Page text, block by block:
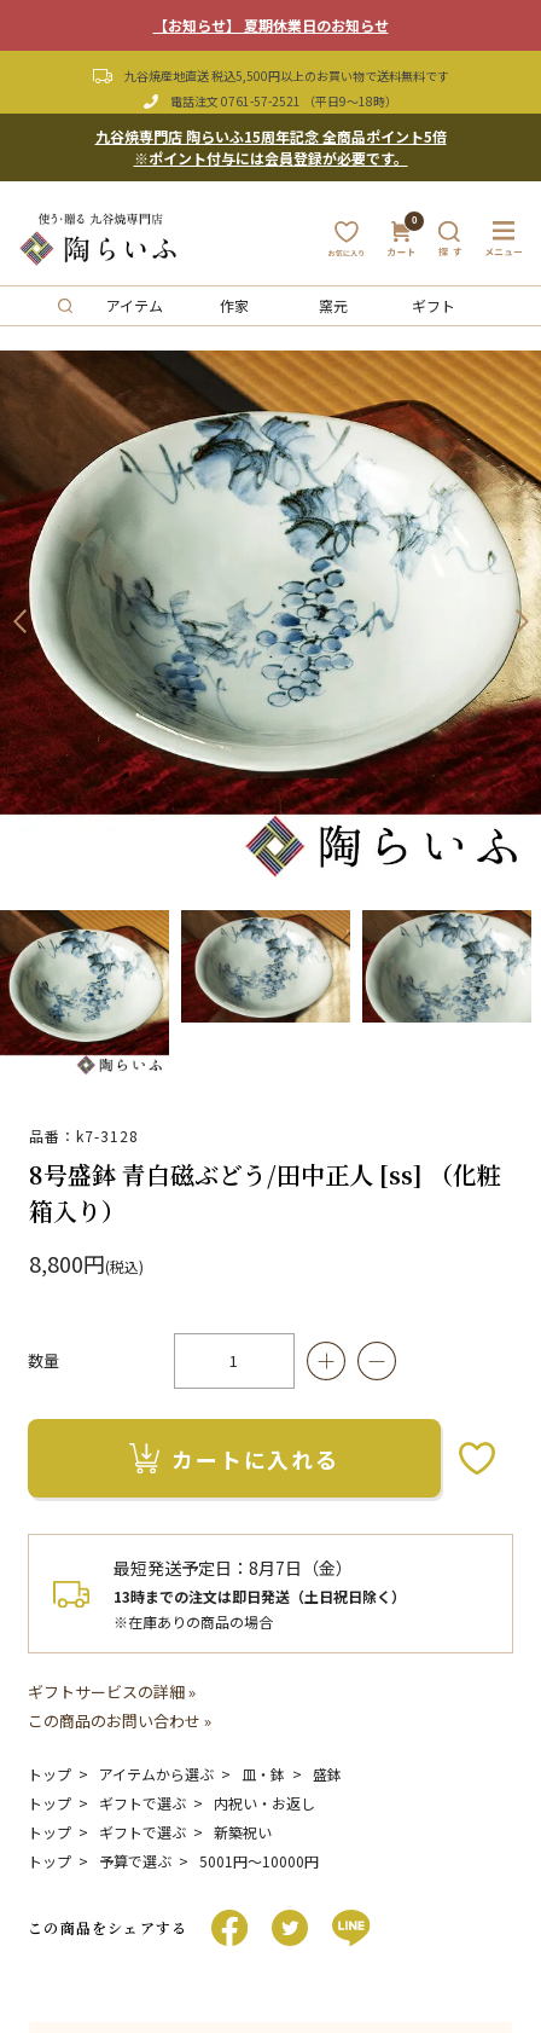
【お知らせ】 夏期休業日のお知らせ
九谷焼産地直送 税込5,500円以上のお買い物で送料無料です
電話注文 0761-57-2521 （平日9〜18時）
九谷焼専門店 陶らいふ15周年記念 全商品ポイント5倍
※ポイント付与には会員登録が必要です。
0
アイテム 作家 窯元 ギフト
品番：k7-3128
8号盛鉢 青白磁ぶどう/田中正人 [ss] （化粧
箱入り）
8,800円(税込)
数量
カートに入れる
最短発送予定日：8月7日（金）
13時までの注文は即日発送（土日祝日除く）
※在庫ありの商品の場合
ギフトサービスの詳細 »
この商品のお問い合わせ »
トップ アイテムから選ぶ 皿・鉢
盛鉢
トップ
ギフトで選ぶ
内祝い・お返し
トップ
ギフトで選ぶ
新築祝い
トップ
予算で選ぶ 5001円〜10000円
この商品をシェアする